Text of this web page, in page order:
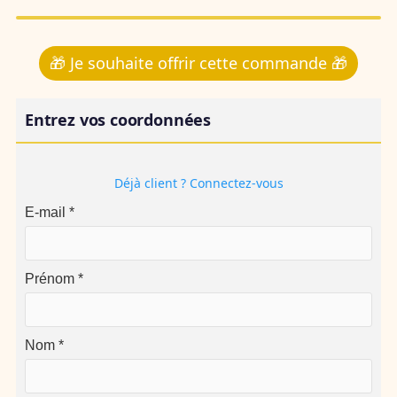
🎁 Je souhaite offrir cette commande 🎁
Entrez vos coordonnées
Déjà client ? Connectez-vous
E-mail *
Prénom *
Nom *